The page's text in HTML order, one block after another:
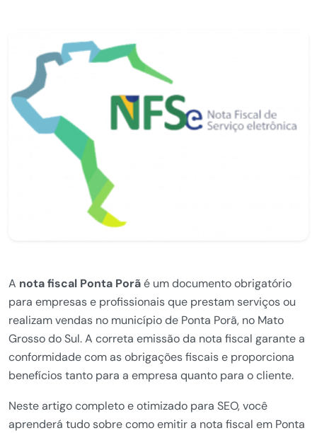
A nota fiscal Ponta Porãé um documento obrigatório
para empresas e profissionais que prestam serviços ou
realizam vendas no município de Ponta Porã, no Mato
Grosso do Sul. A correta emissão da nota fiscal garante a
conformidade com as obrigações fiscais e proporciona
benefícios tanto para a empresa quanto para o cliente.
Neste artigo completo e otimizado para SEO, você
aprenderá tudo sobre como emitir a nota fiscal em Ponta